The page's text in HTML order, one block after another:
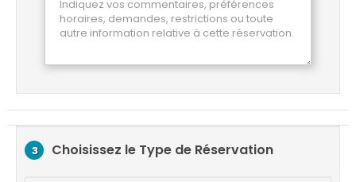
3 Choisissez le Type de Réservation